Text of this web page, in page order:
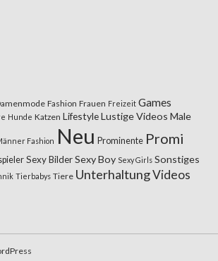
Fashion Frauen Freizeit Games
Hunde Katzen LifestyleLustige Videos Male
Fashion Neu Prominente Promi
Sexy BilderSexy Boy Sexy Girls Sonstiges
Tierbabys Tiere UnterhaltungVideos